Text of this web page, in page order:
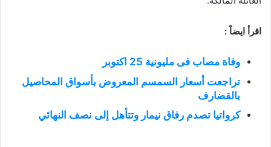
اقرأ ايضاً :
وفاة مصاب فى مليونية 25 اكتوبر
تراجعت أسعار السمسم المعروض بأسواق المحاصيل
بالقضارف
كرواتيا تصدم رفاق نيمار وتتأهل إلى نصف النهائي